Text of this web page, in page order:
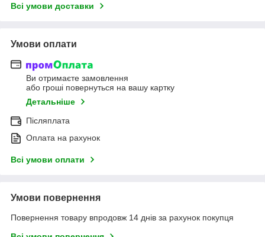
Всі умови доставки
Умови оплати
Ви отримаєте замовлення
або гроші повернуться на вашу картку
Детальніше
Післяплата
Оплата на рахунок
Всі умови оплати
Умови повернення
Повернення товару впродовж 14 днів за рахунок покупця